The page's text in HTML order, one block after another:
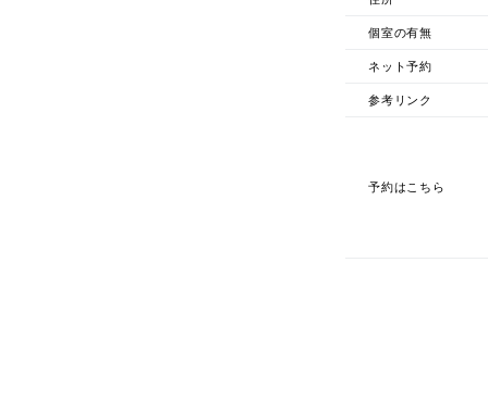
個室の有無
ネット予約
参考リンク
予約はこちら